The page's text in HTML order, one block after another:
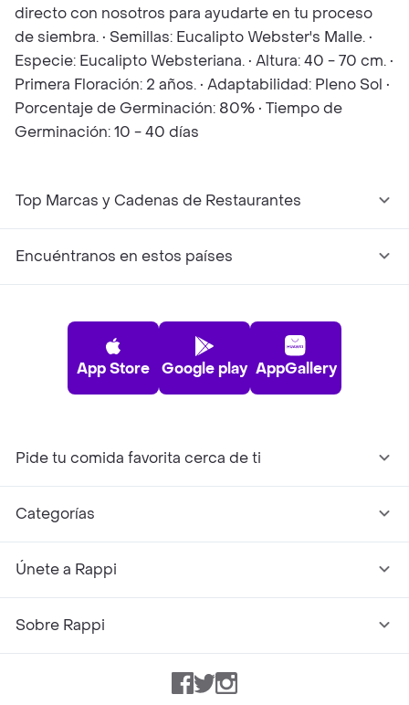
directo con nosotros para ayudarte en tu proceso
de siembra. • Semillas: Eucalipto Webster's Malle. •
Especie: Eucalipto Websteriana. • Altura: 40 - 70 cm. •
Primera Floración: 2 años. • Adaptabilidad: Pleno Sol •
Porcentaje de Germinación: 80% • Tiempo de
Germinación: 10 - 40 días
Top Marcas y Cadenas de Restaurantes
Encuéntranos en estos países
App Store Google play AppGallery
Pide tu comida favorita cerca de ti
Categorías
Únete a Rappi
Sobre Rappi
Facebook
TwitterInstagram